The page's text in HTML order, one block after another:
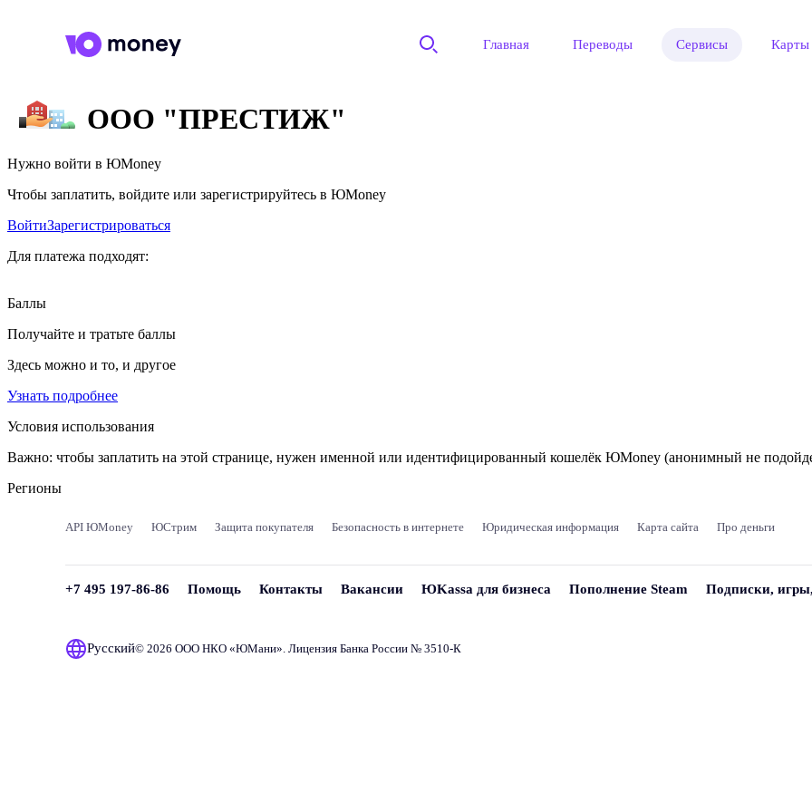
Главная Переводы Сервисы Карты
ООО "ПРЕСТИЖ"
Нужно войти в ЮMoney
Чтобы заплатить, войдите или зарегистрируйтесь в ЮMoney
ВойтиЗарегистрироваться
Для платежа подходят:
Баллы
Получайте и тратьте баллы
Здесь можно и то, и другое
Узнать подробнее
Условия использования
Важно: чтобы заплатить на этой странице, нужен именной или идентифицированный кошелёк ЮMoney (анонимный не
Регионы
API ЮMoney ЮСтрим Защита покупателя Безопасность в интернете Юридическая информация Карта сайта Про деньги
+7 495 197-86-86 Помощь Контакты Вакансии ЮKassa для бизнеса Пополнение Steam Подписки,
Русский© 2026 ООО НКО «ЮМани». Лицензия Банка России № 3510‑К